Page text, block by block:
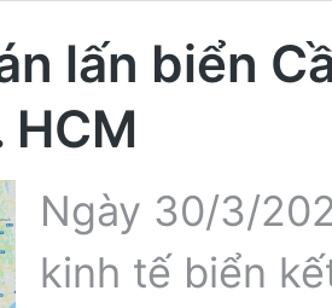
lấn biển
HCM
Ngày 30/3/
kinh tế biển